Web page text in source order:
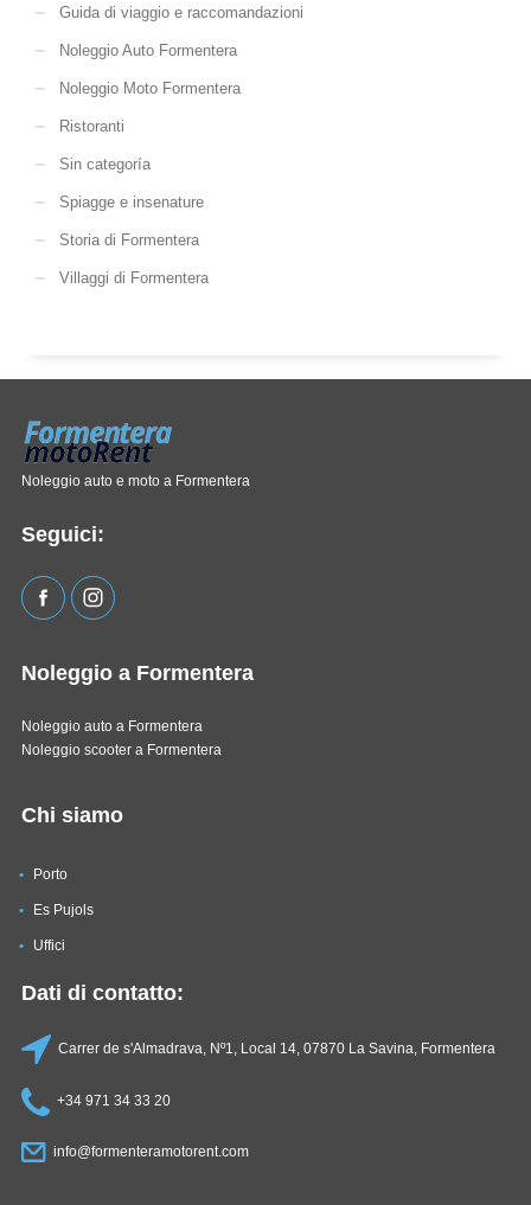
Guida di viaggio e raccomandazioni
Noleggio Auto Formentera
Noleggio Moto Formentera
Ristoranti
Sin categoría
Spiagge e insenature
Storia di Formentera
Villaggi di Formentera
Noleggio auto e moto a Formentera
Seguici:
Noleggio a Formentera
Noleggio auto a Formentera
Noleggio scooter a Formentera
Chi siamo
Porto
Es Pujols
Uffici
Dati di contatto:
Carrer de s'Almadrava, Nº1, Local 14, 07870 La Savina, Formentera
+34 971 34 33 20
info@formenteramotorent.com